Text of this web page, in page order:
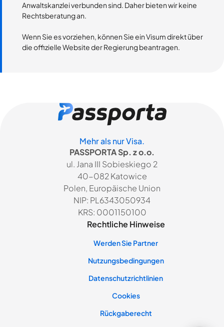
Anwaltskanzlei verbunden sind. Daher bieten wir keine
Rechtsberatung an.
Wenn Sie es vorziehen, können Sie ein Visum direkt über
die offizielle Website der Regierung beantragen.
Mehr als nur Visa.
PASSPORTA Sp. z o.o.
ul. Jana III Sobieskiego 2
40-082 Katowice
Polen, Europäische Union
NIP: PL6343050934
KRS: 0001150100
Rechtliche Hinweise
Werden Sie Partner
Nutzungsbedingungen
Datenschutzrichtlinien
Cookies
Rückgaberecht